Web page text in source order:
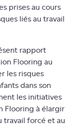
prises au cours
liés au travail
rapport
Flooring au
les risques
dans son
les initiatives
Flooring à élargir
travail forcé et au